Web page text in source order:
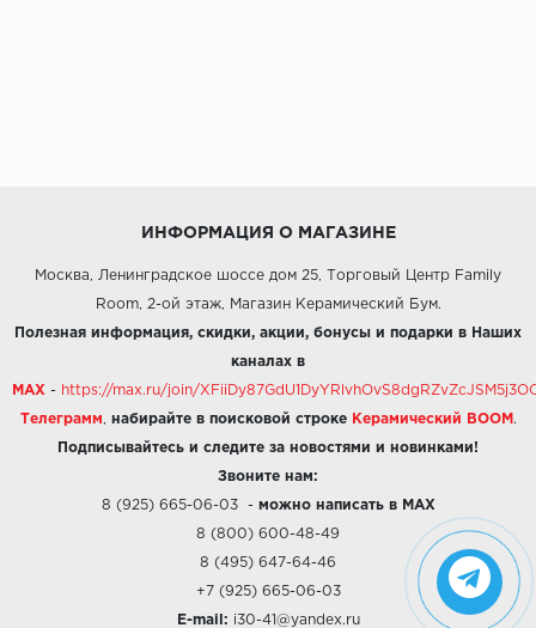
ИНФОРМАЦИЯ О МАГАЗИНЕ
Москва, Ленинградское шоссе дом 25, Торговый Центр Family
Room, 2-ой этаж, Магазин Керамический Бум.
Полезная информация, скидки, акции, бонусы и подарки в Наших
каналах в
MAX - https://max.ru/join/
Телеграмм набирайте в поисковой строке Керамический BOOM .
Подписывайтесь и следите за новостями и новинками!
Звоните нам:
8 (925) 665-06-03- можно написать в MAX
8 (800) 600-48-49
8 (495) 647-64-46
+7 (925) 665-06-03
E-mail: i30-41@yandex.ru